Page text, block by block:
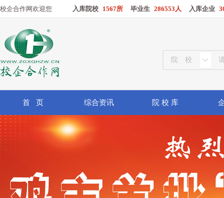
校企合作网欢迎您 入库院校 1567所 毕业生 286553人 入库企业
首 页 综合资讯 院 校 库